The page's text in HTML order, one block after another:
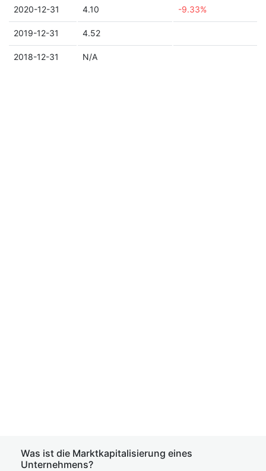
2020-12-31 4.10 -9.33%
2019-12-31 4.52
2018-12-31 N/A
Was ist die Marktkapitalisierung eines
Unternehmens?